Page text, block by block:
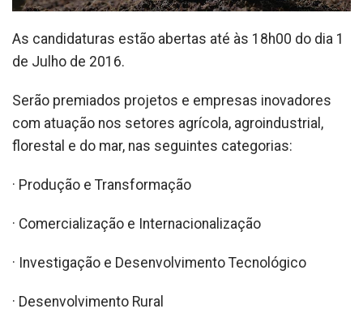
As candidaturas estão abertas até às 18h00 do dia 1
de Julho de 2016.
Serão premiados projetos e empresas inovadores
com atuação nos setores agrícola, agroindustrial,
florestal e do mar, nas seguintes categorias:
· Produção e Transformação
· Comercialização e Internacionalização
· Investigação e Desenvolvimento Tecnológico
· Desenvolvimento Rural